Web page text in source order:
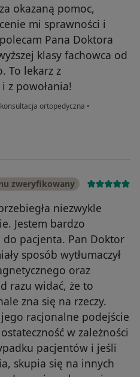
okazaną pomoc,
mi sprawności i
Pana Doktora
klasy fachowca od
To lekarz z
z powołania!
konsultacja ortopedyczna •
zweryfikowany
niezwykle
Jestem bardzo
pacjenta. Pan Doktor
sposób wytłumaczył
oraz
razu widać, że to
zna się na rzeczy.
racjonalne podejście
w zależności
pacjentów i jeśli
skupia się na innych